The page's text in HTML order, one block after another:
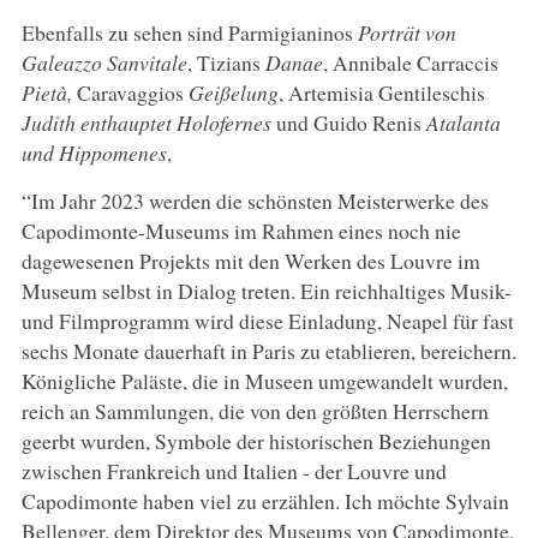
Ebenfalls zu sehen sind Parmigianinos Porträt von
Galeazzo Sanvitale, Tizians Danae, Annibale Carraccis
Pietà, Caravaggios Geißelung, Artemisia Gentileschis
Judith enthauptet Holofernesund Guido Renis Atalanta
und Hippomenes,
“Im Jahr 2023 werden die schönsten Meisterwerke des
Capodimonte-Museums im Rahmen eines noch nie
dagewesenen Projekts mit den Werken des Louvre im
Museum selbst in Dialog treten. Ein reichhaltiges Musik-
und Filmprogramm wird diese Einladung, Neapel für fast
sechs Monate dauerhaft in Paris zu etablieren, bereichern.
Königliche Paläste, die in Museen umgewandelt wurden,
reich an Sammlungen, die von den größten Herrschern
geerbt wurden, Symbole der historischen Beziehungen
zwischen Frankreich und Italien - der Louvre und
Capodimonte haben viel zu erzählen. Ich möchte Sylvain
Bellenger, dem Direktor des Museums von Capodimonte,